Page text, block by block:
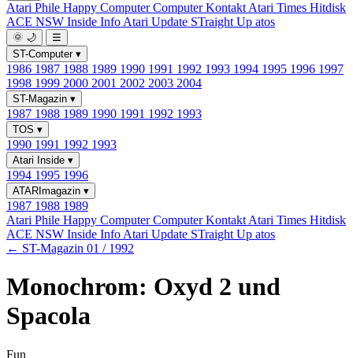
Atari Phile Happy ComputerComputer Kontakt Atari Times Hitdisk
ACE NSW Inside Info Atari Update STraight Up atos
🌞 🌙
☰
ST-Computer ▾
1986 1987 1988 1989 1990 1991 1992 1993 1994 1995 1996 1997
1998 1999 2000 2001 2002 2003 2004
ST-Magazin ▾
1987 1988 1989 1990 1991 1992 1993
TOS ▾
1990 1991 1992 1993
Atari Inside ▾
1994 1995 1996
ATARImagazin ▾
1987 1988 1989
Atari Phile Happy ComputerComputer Kontakt Atari Times Hitdisk
ACE NSW Inside Info Atari Update STraight Up atos
← ST-Magazin 01 / 1992
Monochrom: Oxyd 2 und
Spacola
Fun